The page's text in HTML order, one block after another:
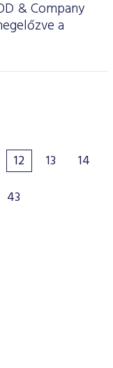
& Company
a
12 13
14
43